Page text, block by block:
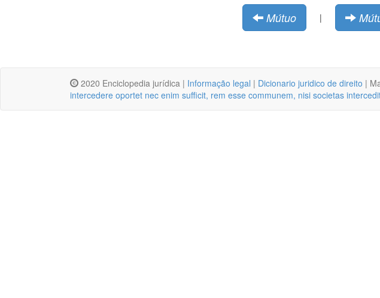
Mútuo |
2020 Enciclopedia jurídica | Informação legal | Dicionario juridico de direito |
intercedere oportet nec enim sufficit, rem esse communem, nisi societas